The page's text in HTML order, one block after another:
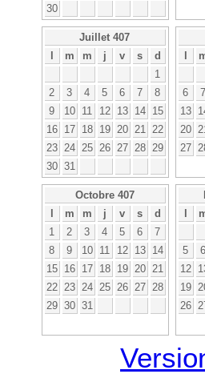
30
Juillet 407
l
m m j v s
d
1
2
3 4 5 6 7
8
9
10 11 12 13 14
15
16
17 18 19 20 21
22
23
24 25 26 27 28
29
30 31
l
6
7
13
20
27
Octobre 407
l
m m j v s
d
1
2 3 4 5 6
7
8
9 10 11 12 13
14
15
16 17 18 19 20
21
22
23 24 25 26 27
28
29 30 31
l
5
6
12
19
26